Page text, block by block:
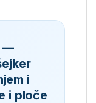
—
i
i ploče